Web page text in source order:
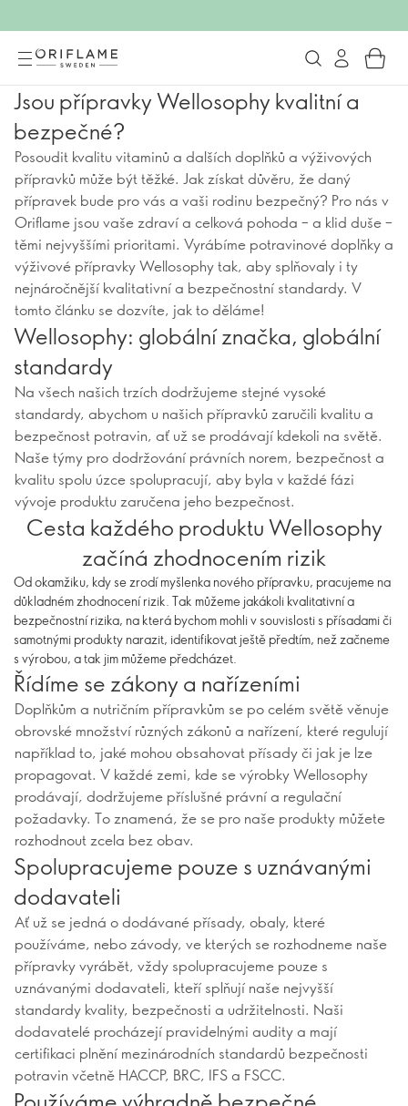
Jsou přípravky Wellosophy kvalitní a
bezpečné?
Posoudit kvalitu vitaminů a dalších doplňků a výživových
přípravků může být těžké. Jak získat důvěru, že daný
přípravek bude pro vás a vaši rodinu bezpečný? Pro nás v
Oriflame jsou vaše zdraví a celková pohoda – a klid duše –
těmi nejvyššími prioritami. Vyrábíme potravinové doplňky a
výživové přípravky Wellosophy tak, aby splňovaly i ty
nejnáročnější kvalitativní a bezpečnostní standardy. V
tomto článku se dozvíte, jak to děláme!
Wellosophy: globální značka, globální
standardy
Na všech našich trzích dodržujeme stejné vysoké
standardy, abychom u našich přípravků zaručili kvalitu a
bezpečnost potravin, ať už se prodávají kdekoli na světě.
Naše týmy pro dodržování právních norem, bezpečnost a
kvalitu spolu úzce spolupracují, aby byla v každé fázi
vývoje produktu zaručena jeho bezpečnost.
Cesta každého produktu Wellosophy
začíná zhodnocením rizik
Od okamžiku, kdy se zrodí myšlenka nového přípravku, pracujeme na
důkladném zhodnocení rizik. Tak můžeme jakákoli kvalitativní a
bezpečnostní rizika, na která bychom mohli v souvislosti s přísadami či
samotnými produkty narazit, identifikovat ještě předtím, než začneme
s výrobou, a tak jim můžeme předcházet.
Řídíme se zákony a nařízeními
Doplňkům a nutričním přípravkům se po celém světě věnuje
obrovské množství různých zákonů a nařízení, které regulují
například to, jaké mohou obsahovat přísady či jak je lze
propagovat. V každé zemi, kde se výrobky Wellosophy
prodávají, dodržujeme příslušné právní a regulační
požadavky. To znamená, že se pro naše produkty můžete
rozhodnout zcela bez obav.
Spolupracujeme pouze s uznávanými
dodavateli
Ať už se jedná o dodávané přísady, obaly, které
používáme, nebo závody, ve kterých se rozhodneme naše
přípravky vyrábět, vždy spolupracujeme pouze s
uznávanými dodavateli, kteří splňují naše nejvyšší
standardy kvality, bezpečnosti a udržitelnosti. Naši
dodavatelé procházejí pravidelnými audity a mají
certifikaci plnění mezinárodních standardů bezpečnosti
potravin včetně HACCP, BRC, IFS a FSCC.